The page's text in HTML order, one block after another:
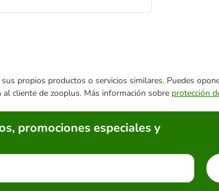
propios productos o servicios similares. Puedes
cliente de zooplus. Más información sobre protección
promociones especiales y